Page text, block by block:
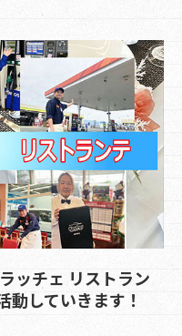
ッチェ リストラン
動していきます！